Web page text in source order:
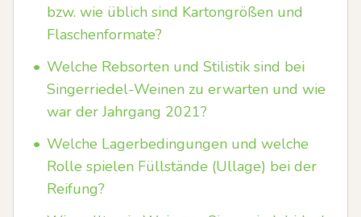
bzw. wie üblich sind Kartongrößen und
Flaschenformate?
• Welche Rebsorten und Stilistik sind bei
Singerriedel-Weinen zu erwarten und wie
war der Jahrgang 2021?
• Welche Lagerbedingungen und welche
Rolle spielen Füllstände (Ullage) bei der
Reifung?